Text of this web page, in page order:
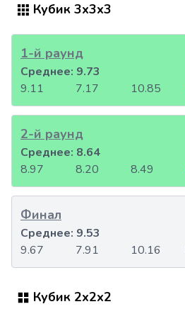
Кубик 3x3x3
1-й раунд
9.11 7.17 10.85
Среднее: 9.73
2-й раунд
8.97 8.20 8.49
Среднее: 8.64
Финал
9.67 7.91 10.16
Среднее: 9.53
Кубик 2x2x2